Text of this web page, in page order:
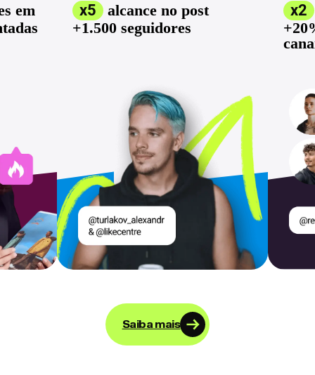
em
x5
alcance no post
+1.500 seguidores
х2
Saiba mais